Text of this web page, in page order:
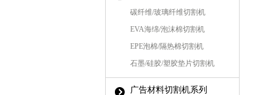
碳纤维/玻璃纤维切割机
EVA海绵/泡沫棉切割机
EPE泡棉/隔热棉切割机
石墨/硅胶/塑胶垫片切割机
广告材料切割机系列